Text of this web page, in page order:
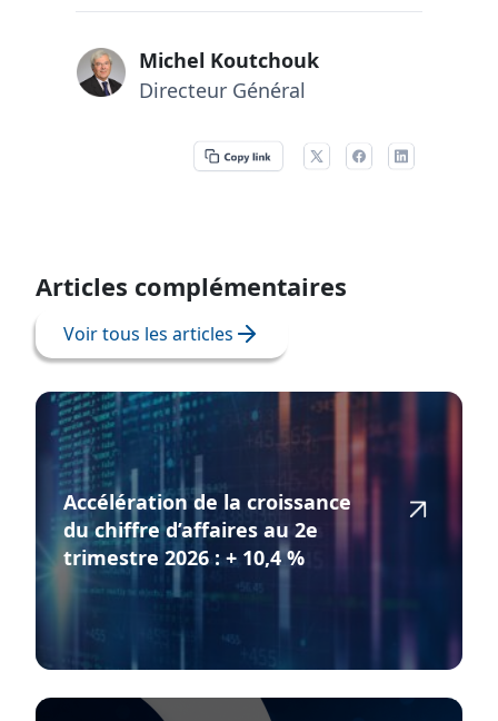
Michel Koutchouk
Directeur Général
Articles complémentaires
Voir tous les articles
Accélération de la croissance
du chiffre d’affaires au 2e
trimestre 2026 : + 10,4 %